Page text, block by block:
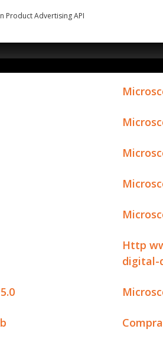
Product Advertising API
Http
digital-